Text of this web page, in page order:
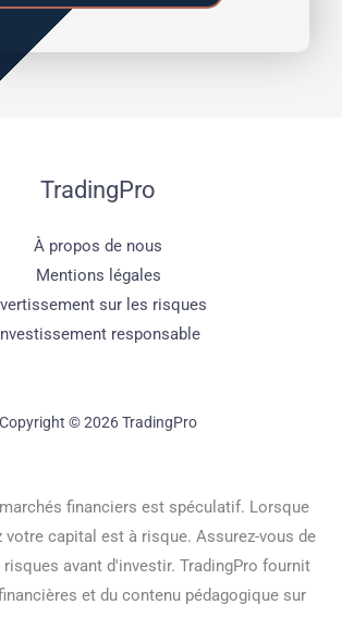
TradingPro
À propos de nous
Mentions légales
sur les risques
Investissement responsable
Copyright © 2026 TradingPro
financiers est spéculatif. Lorsque
capital est à risque. Assurez-vous de
avant d'investir. TradingPro fournit
et du contenu pédagogique sur